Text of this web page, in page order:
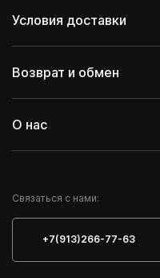
Условия доставки
Возврат и обмен
О нас
Cвязаться с нами:
+7(913)266-77-63